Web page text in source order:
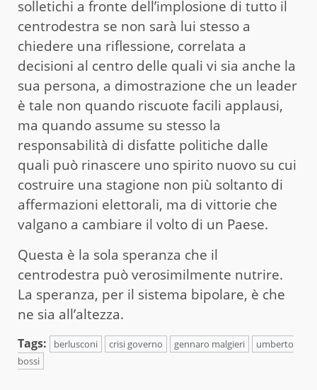
solletichi a fronte dell’implosione di tutto il
centrodestra se non sarà lui stesso a
chiedere una riflessione, correlata a
decisioni al centro delle quali vi sia anche la
sua persona, a dimostrazione che un leader
è tale non quando riscuote facili applausi,
ma quando assume su stesso la
responsabilità di disfatte politiche dalle
quali può rinascere uno spirito nuovo su cui
costruire una stagione non più soltanto di
affermazioni elettorali, ma di vittorie che
valgano a cambiare il volto di un Paese.
Questa è la sola speranza che il
centrodestra può verosimilmente nutrire.
La speranza, per il sistema bipolare, è che
ne sia all’altezza.
Tags: berlusconi crisi governo gennaro malgieri
umberto
bossi